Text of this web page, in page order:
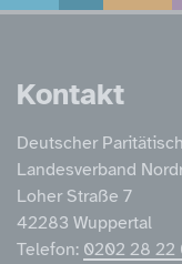
Kontakt
Deutscher
Landesverband
Loher Straße 7
42283 Wuppertal
Telefon: 0202 28 22